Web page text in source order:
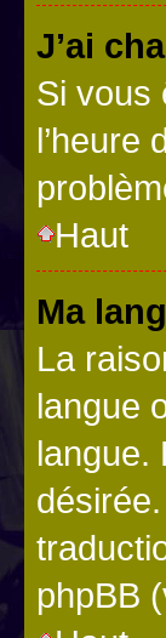
J’ai
Si vous
l’heure
Haut
Ma
La
langue
langue.
phpBB